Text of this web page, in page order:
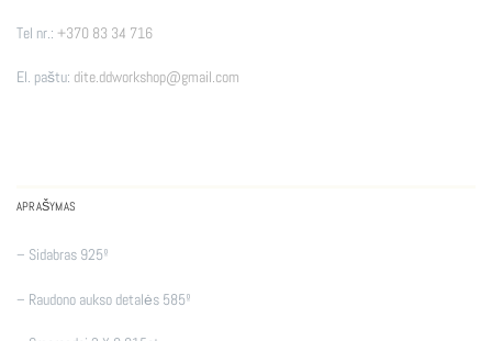
Tel nr.: +370 83 34 716
El. paštu: dite.ddworkshop@gmail.com
APRAŠYMAS
– Sidabras 925º
– Raudono aukso detalės 585º